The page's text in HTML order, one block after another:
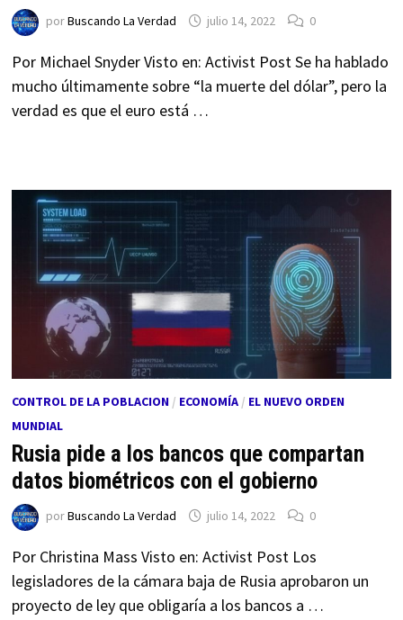
porBuscando La Verdad julio 14, 2022 0
Por Michael Snyder Visto en: Activist Post Se ha hablado
mucho últimamente sobre “la muerte del dólar”, pero la
verdad es que el euro está …
CONTROL DE LA POBLACION/ ECONOMÍA/ EL NUEVO ORDEN
MUNDIAL
Rusia pide a los bancos que compartan
datos biométricos con el gobierno
porBuscando La Verdad julio 14, 2022 0
Por Christina Mass Visto en: Activist Post Los
legisladores de la cámara baja de Rusia aprobaron un
proyecto de ley que obligaría a los bancos a …